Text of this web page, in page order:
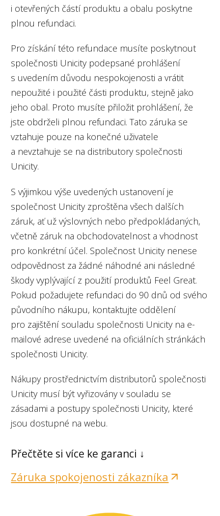
i otevřených částí produktu a obalu poskytne
plnou refundaci.
Pro získání této refundace musíte poskytnout
společnosti Unicity podepsané prohlášení
s uvedením důvodu nespokojenosti a vrátit
nepoužité i použité části produktu, stejně jako
jeho obal. Proto musíte přiložit prohlášení, že
jste obdrželi plnou refundaci. Tato záruka se
vztahuje pouze na konečné uživatele
a nevztahuje se na distributory společnosti
Unicity.
S výjimkou výše uvedených ustanovení je
společnost Unicity zproštěna všech dalších
záruk, ať už výslovných nebo předpokládaných,
včetně záruk na obchodovatelnost a vhodnost
pro konkrétní účel. Společnost Unicity nenese
odpovědnost za žádné náhodné ani následné
škody vyplývající z použití produktů Feel Great.
Pokud požadujete refundaci do 90 dnů od svého
původního nákupu, kontaktujte oddělení
pro zajištění souladu společnosti Unicity na e-
mailové adrese uvedené na oficiálních stránkách
společnosti Unicity.
Nákupy prostřednictvím distributorů společnosti
Unicity musí být vyřizovány v souladu se
zásadami a postupy společnosti Unicity, které
jsou dostupné na webu.
Přečtěte si více ke garanci ↓
Záruka spokojenosti zákazníka